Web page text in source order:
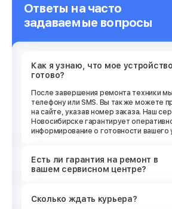
Ответы на часто
задаваемые вопросы
Как я узнаю, что мое устройство
готово?
После завершения ремонта техники
телефону или SMS. Вы также можете
на сайте, указав номер заказа. Наш
Новосибирске гарантирует
информирование о готовности вашего
Есть ли гарантия на ремонт в
вашем сервисном центре?
Сколько ждать курьера?